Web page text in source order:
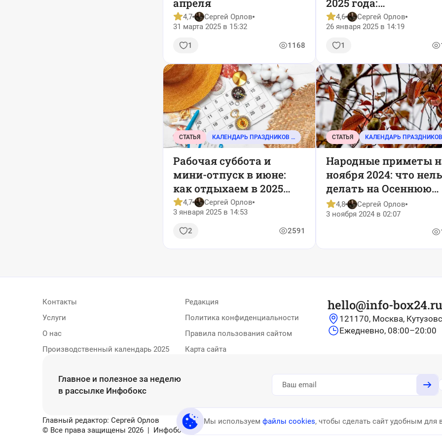
апреля
4,7
Сергей Орлов
31 марта 2025 в 15:32
1 1168
2025 года:
благоприятные дни,
в тренде
4,6
Сергей Орлов
26 января 2025 в 14:19
1
СТАТЬЯ КАЛЕНДАРЬ ПРАЗДНИКОВ И СОБЫТИЙ
Рабочая суббота и
мини-отпуск в июне:
как отдыхаем в 2025
году — календарь
праздничных и рабочих
дней
4,7
Сергей Орлов
3 января 2025 в 14:53
2 2591
СТАТЬЯ
Народные приметы
ноября 2024: что
делать на Осеннюю
Казанскую
4,8
Сергей Орлов
3 ноября 2024 в 02:07
Контакты
Редакция
Услуги
Политика конфиденциальности
О нас
Правила пользования сайтом
Производственный календарь 2025
Карта сайта
hello@info-box24.ru
121170, Москва,
Ежедневно, 08:00–20:00
Главное и полезное за неделю
в рассылке Инфобокс
Главный редактор: Сергей Орлов
© Все права защищены 2026 | Инфобокс — Популярные тесты, головоломки, актуальные новости
Мы используем файлы cookies, чтобы сделать сайт удобным для